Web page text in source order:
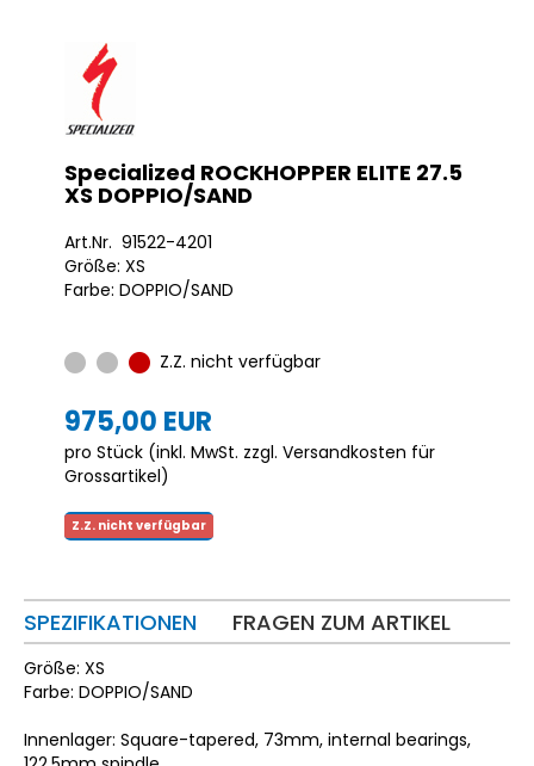
Specialized ROCKHOPPER ELITE 27.5
XS DOPPIO/SAND
Art.Nr. 91522-4201
Größe: XS
Farbe: DOPPIO/SAND
Z.Z. nicht verfügbar
975,00 EUR
pro Stück (inkl. MwSt. zzgl. Versandkosten für
Grossartikel)
Z.Z. nicht verfügbar
SPEZIFIKATIONEN FRAGEN ZUM ARTIKEL
Größe: XS
Farbe: DOPPIO/SAND
Innenlager: Square-tapered, 73mm, internal bearings,